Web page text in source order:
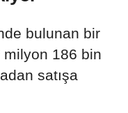
bulunan bir
milyon 186 bin
satışa